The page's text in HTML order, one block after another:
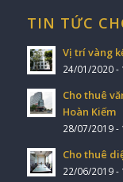
TIN TỨC
Vị trí vàng
24/01/2020 -
Cho thuê
Hoàn Kiếm
28/07/2019 -
Cho thuê
22/06/2019 -